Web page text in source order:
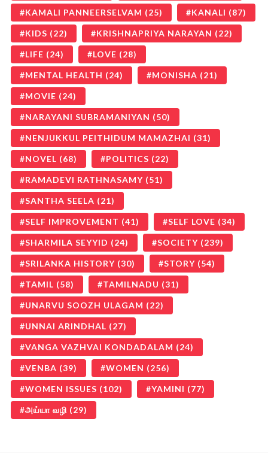
KAMALI PANNEERSELVAM (25) KANALI (87)
KIDS (22) KRISHNAPRIYA NARAYAN (22)
LIFE (24) LOVE (28)
MENTAL HEALTH (24) MONISHA (21)
MOVIE (24)
NARAYANI SUBRAMANIYAN (50)
NENJUKKUL PEITHIDUM MAMAZHAI (31)
NOVEL (68) POLITICS (22)
RAMADEVI RATHNASAMY (51)
SANTHA SEELA (21)
SELF IMPROVEMENT (41) SELF LOVE (34)
SHARMILA SEYYID (24) SOCIETY (239)
SRILANKA HISTORY (30) STORY (54)
TAMIL (58) TAMILNADU (31)
UNARVU SOOZH ULAGAM (22)
UNNAI ARINDHAL (27)
VANGA VAZHVAI KONDADALAM (24)
VENBA (39) WOMEN (256)
WOMEN ISSUES (102) YAMINI (77)
அய்யா வழி (29)